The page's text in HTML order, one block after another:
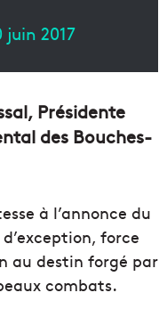
juin 2017
Présidente
des Bouches-
à l’annonce du
force
au destin forgé par
combats.